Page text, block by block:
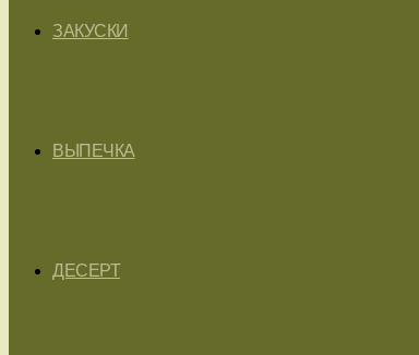
ЗАКУСКИ
ВЫПЕЧКА
ДЕСЕРТ